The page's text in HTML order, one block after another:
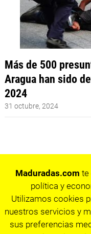
Más de 500
Aragua han sido
2024
31 octubre, 2024
Maduradas.com te
política y
Utilizamos cookies
nuestros servicios y
sus preferencias